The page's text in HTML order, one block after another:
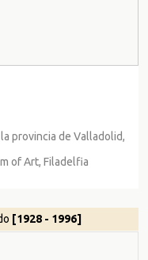
provincia de Valladolid,
of Art, Filadelfia
[1928 - 1996]